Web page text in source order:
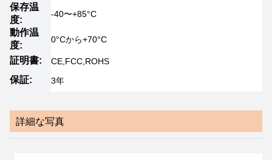
保存温
度:
-40〜+85°C
動作温
度:
0°Cから+70°C
証明書: CE,FCC,ROHS
保証: 3年
詳細な写真